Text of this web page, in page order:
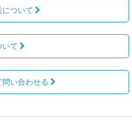
について
いて
い合わせる